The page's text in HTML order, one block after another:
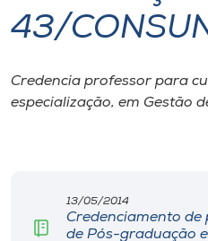
I.nova
Diplomados
43/
Credencia professor para
especialização, em Gestão
13/05/2014
Credenciamento
de Pós-graduação